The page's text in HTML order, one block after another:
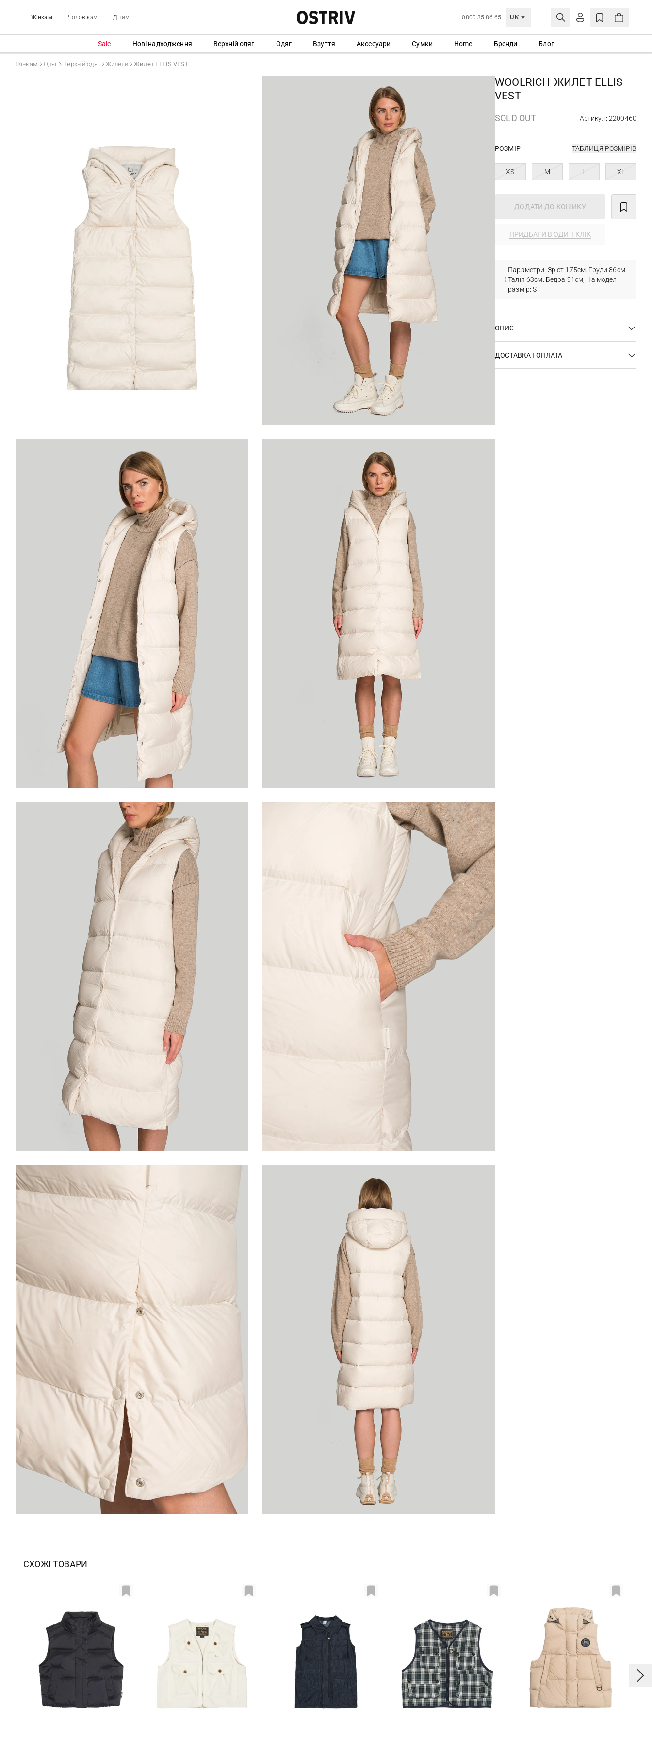
Жінкам Чоловікам Дітям 0800 35 86 65 UK
МОЯ ОБЛІКІВКА
Sale Нові надходження Верхній одяг Одяг Взуття Аксесуари Сумки Home Бренди Блог
Жінкам Одяг Верхній одяг Жилети Жилет ELLIS VEST
WOOLRICH ЖИЛЕТ ELLIS
VEST
SOLD OUT Артикул: 2200460
РОЗМІР ТАБЛИЦЯ РОЗМІРІВ
XS M L XL
ДОДАТИ ДО КОШИКУ
ПРИДБАТИ В ОДИН КЛІК
Параметри: Зріст 175см. Груди 86см.
Талія 63см. Бедра 91см; На моделі
размір: S
ОПИС
ДОСТАВКА І ОПЛАТА
СХОЖІ ТОВАРИ